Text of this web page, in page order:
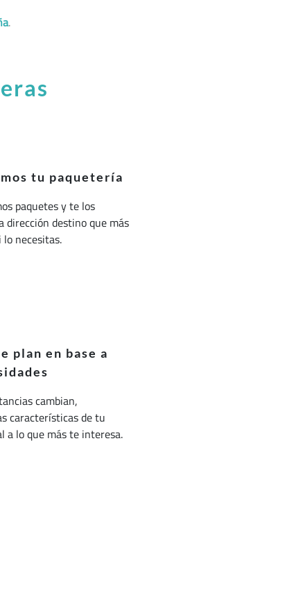
.
tu paquetería
paquetes y te los
dirección destino que más
necesitas.
plan en base a
cambian,
características de tu
a lo que más te interesa.